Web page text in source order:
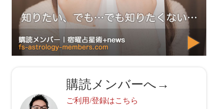
購読メンバーへ→
ご利用/登録はこちら